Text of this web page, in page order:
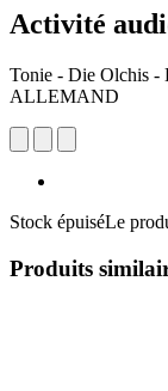
Activité
Tonie - Die Olchis -
ALLEMAND
Stock épuiséLe
Produits